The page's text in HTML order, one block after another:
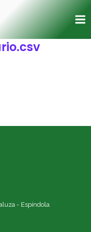
- Espíndola